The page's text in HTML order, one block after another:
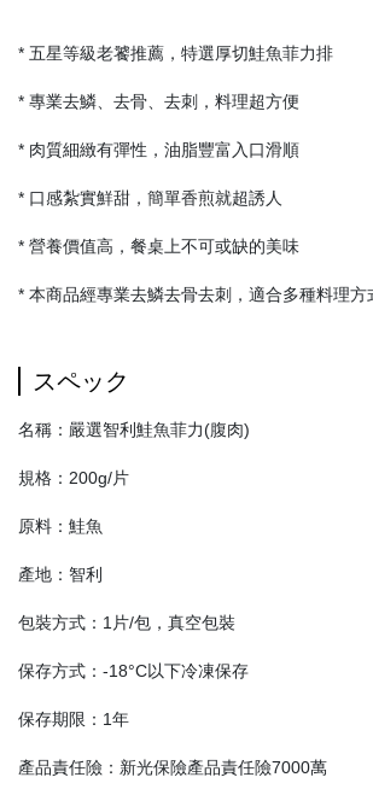
* 五星等級老饕推薦，特選厚切鮭魚菲力排
* 專業去鱗、去骨、去刺，料理超方便
* 肉質細緻有彈性，油脂豐富入口滑順
* 口感紮實鮮甜，簡單香煎就超誘人
* 營養價值高，餐桌上不可或缺的美味
* 本商品經專業去鱗去骨去刺，適合多種料理方
スペック
名稱：嚴選智利鮭魚菲力(腹肉)
規格：200g/片
原料：鮭魚
產地：智利
包裝方式：1片/包，真空包裝
保存方式：-18°C以下冷凍保存
保存期限：1年
產品責任險：新光保險產品責任險7000萬